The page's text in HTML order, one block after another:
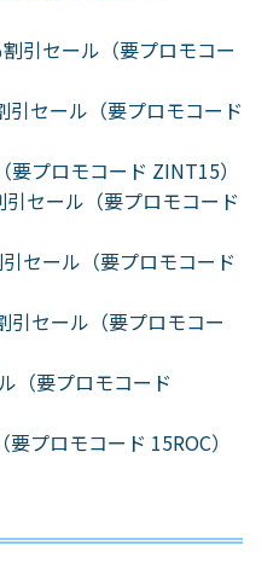
引セール（要プロモコー
引セール（要プロモコード
プロモコード ZINT15）
セール（要プロモコード
セール（要プロモコード
セール（要プロモコー
（要プロモコード
プロモコード 15ROC）